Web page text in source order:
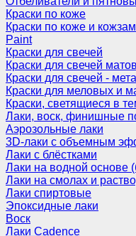
Краски по коже
Краски по коже и
Paint
Краски для свечей
Краски для свечей
Краски для свечей -
Краски для меловых и
Краски, светящиеся в
Лаки, воск, финишные
Аэрозольные лаки
3D-лаки с объемным
Лаки с блёстками
Лаки на водной основе
Лаки на смолах и
Лаки спиртовые
Эпоксидные лаки
Воск
Лаки Cadence